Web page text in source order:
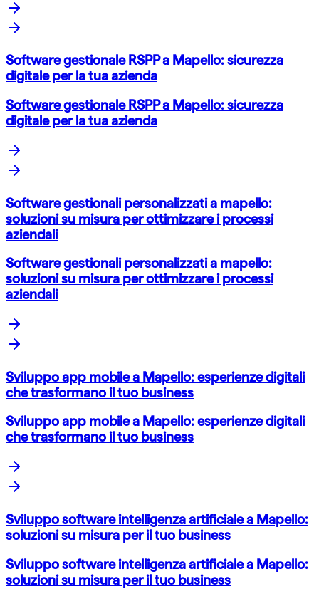
Software gestionale RSPP a Mapello: sicurezza
digitale per la tua azienda
Software gestionale RSPP a Mapello: sicurezza
digitale per la tua azienda
Software gestionali personalizzati a mapello:
soluzioni su misura per ottimizzare i processi
aziendali
Software gestionali personalizzati a mapello:
soluzioni su misura per ottimizzare i processi
aziendali
Sviluppo app mobile a Mapello: esperienze digitali
che trasformano il tuo business
Sviluppo app mobile a Mapello: esperienze digitali
che trasformano il tuo business
Sviluppo software intelligenza artificiale a Mapello:
soluzioni su misura per il tuo business
Sviluppo software intelligenza artificiale a Mapello:
soluzioni su misura per il tuo business